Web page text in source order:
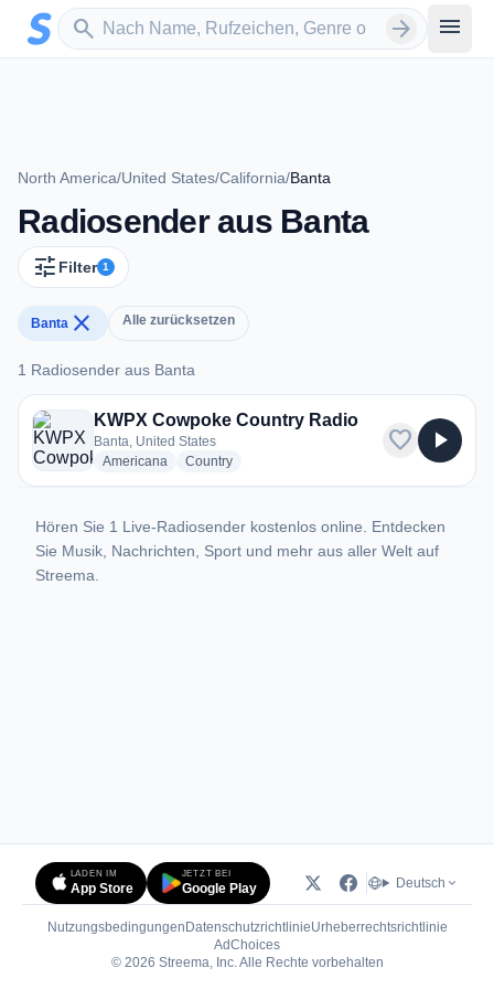
Zum Hauptinhalt springen
search
Sender suchen arrow_forward menu
North America/United States/California/Banta
Radiosender aus Banta
tune Filter 1
Banta close Alle zurücksetzen
1 Radiosender aus Banta
1 Radiosender aus Banta
KWPX Cowpoke Country Radio
Banta, United States
Americana radio stations
Countryradio stations
favorite play_arrow
Hören Sie 1 Live-Radiosender kostenlos online. Entdecken
Sie Musik, Nachrichten, Sport und mehr aus aller Welt auf
Streema.
LADEN IM
App Store
JETZT BEI
Google Play Deutsch
Nutzungsbedingungen DatenschutzrichtlinieUrheberrechtsrichtlinie
AdChoices(öffnet in neuem Tab)
© 2026 Streema, Inc. Alle Rechte vorbehalten